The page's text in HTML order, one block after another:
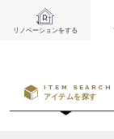
リノベーションをする
ITEM SEARCH
アイテムを探す